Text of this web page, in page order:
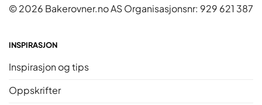
© 2026 Bakerovner.no AS Organisasjonsnr: 929 621 387
INSPIRASJON
Inspirasjon og tips
Oppskrifter